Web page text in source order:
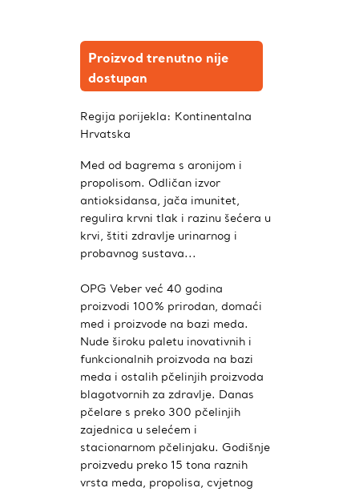
Proizvod trenutno nije
dostupan
Regija porijekla: Kontinentalna
Hrvatska
Med od bagrema s aronijom i
propolisom. Odličan izvor
antioksidansa, jača imunitet,
regulira krvni tlak i razinu šećera u
krvi, štiti zdravlje urinarnog i
probavnog sustava...
OPG Veber već 40 godina
proizvodi 100% prirodan, domaći
med i proizvode na bazi meda.
Nude široku paletu inovativnih i
funkcionalnih proizvoda na bazi
meda i ostalih pčelinjih proizvoda
blagotvornih za zdravlje. Danas
pčelare s preko 300 pčelinjih
zajednica u selećem i
stacionarnom pčelinjaku. Godišnje
proizvedu preko 15 tona raznih
vrsta meda, propolisa, cvjetnog